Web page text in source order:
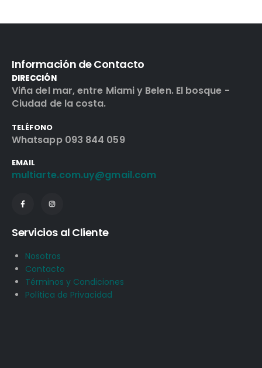
Información de Contacto
DIRECCIÓN
Viña del mar, entre Miami y Belen. El bosque -
Ciudad de la costa.
TELÉFONO
Whatsapp 093 844 059
EMAIL
multiarte.com.uy@gmail.com
Servicios al Cliente
Nosotros
Contacto
Términos y Condiciones
Política de Privacidad